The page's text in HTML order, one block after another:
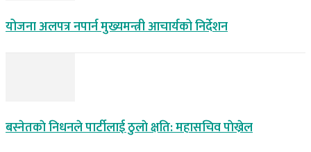
योजना अलपत्र नपार्न मुख्यमन्त्री आचार्यको निर्देशन
बस्नेतकाे निधनले पार्टीलाई ठुलाे क्षति: महासचिव पाेख्रेल